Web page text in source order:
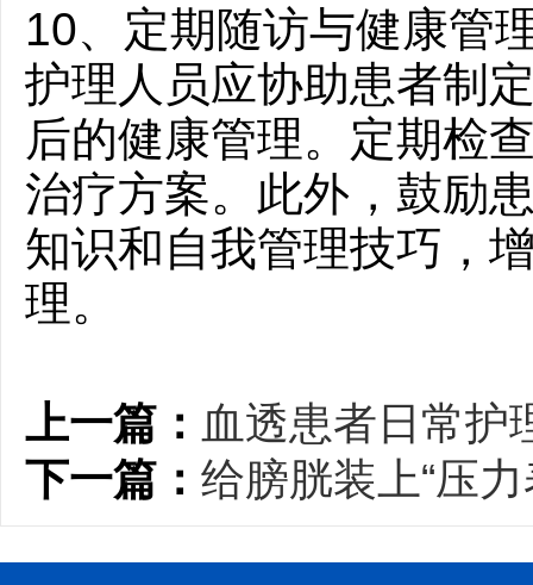
10、定期随访与健康管
护理人员应协助患者制
后的健康管理。定期检
治疗方案。此外，鼓励
知识和自我管理技巧，
理。
上一篇： 血透患者日常护
下一篇： 给膀胱装上“压